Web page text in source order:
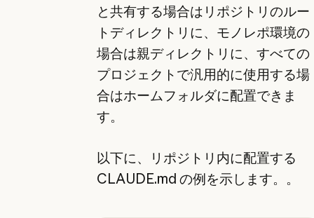
と共有する場合はリポジトリのルー
トディレクトリに、モノレポ環境の
場合は親ディレクトリに、すべての
プロジェクトで汎用的に使用する場
合はホームフォルダに配置できま
す。
以下に、リポジトリ内に配置する
CLAUDE.md の例を示します。。